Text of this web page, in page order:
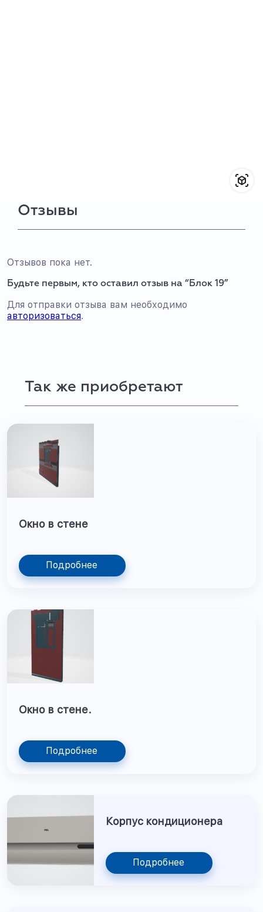
Отзывы
Отзывов пока нет.
Будьте первым, кто оставил отзыв на “Блок 19”
Для отправки отзыва вам необходимо
авторизоваться.
Так же приобретают
Окно в стене
Подробнее
Окно в стене.
Подробнее
Корпус кондиционера
Подробнее